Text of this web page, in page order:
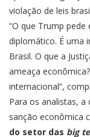
violação de leis
“O que Trump
diplomático. É uma
Brasil. O que a
ameaça
internacional”,
Para os analistas,
sanção econômica
do setor das big